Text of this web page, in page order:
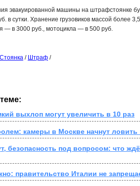
эвакуированной машины на штрафстоянке
в сутки. Хранение грузовиков массой более
— в 3000 руб., мотоцикла — в 500 руб.
Стоянка / Штраф /
выхлоп могут увеличить в 10 раз
камеры в Москве начнут ловить
безопасность под вопросом: что
правительство Италии не